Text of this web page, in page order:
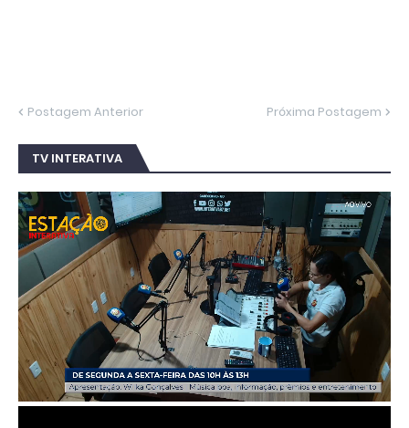
Postagem Anterior Próxima Postagem
TV INTERATIVA